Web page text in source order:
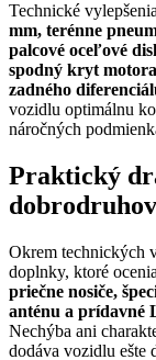
Technické
mm, terénne
palcové oceľové
spodný kryt
zadného
vozidlu optimálnu
náročných
Praktický
dobrodruhov
Okrem technických
doplnky, ktoré
priečne nosiče,
anténu a prídavné
Nechýba ani
dodáva vozidlu ešte